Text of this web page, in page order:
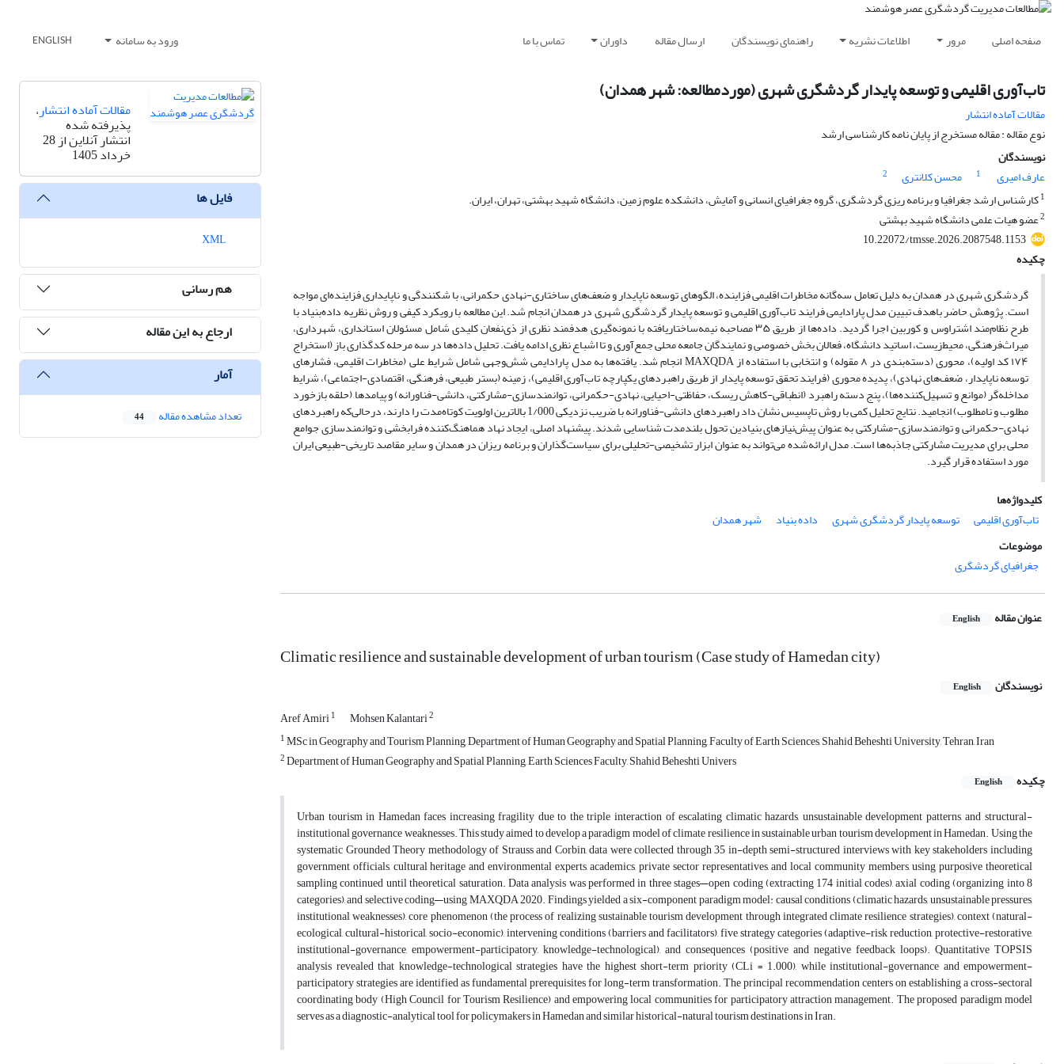
صفحه اصلی مرور اطلاعات نشریه راهنمای نویسندگان ارسال مقاله داوران تماس با ما ورود به سامانه ENGLISH
تاب‌آوری اقلیمی و توسعه پایدار گردشگری شهری (موردمطالعه: شهر همدان)
مقالات آماده انتشار
نوع مقاله : مقاله مستخرج از پایان نامه کارشناسی ارشد
نویسندگان
عارف امیری
1 محسن کلانتری
2
1کارشناس ارشد جغرافیا و برنامه ریزی گردشگری، گروه جغرافیای انسانی و آمایش، دانشکده علوم زمین، دانشگاه شهید بهشتی، تهران، ایران.
2عضو هیات علمی دانشگاه شهید بهشتی
10.22072/tmsse.2026.2087548.1153
چکیده
گردشگری شهری در همدان به دلیل تعامل سه‌گانه مخاطرات اقلیمی فزاینده، الگوهای توسعه ناپایدار و ضعف‌های ساختاری-نهادی حکمرانی، با شکنندگی و ناپایداری فزاینده‌ای مواجه
است. پژوهش حاضر باهدف تبیین مدل پارادایمی فرایند تاب‌آوری اقلیمی و توسعه پایدار گردشگری شهری در همدان انجام شد. این مطالعه با رویکرد کیفی و روش نظریه داده‌بنیاد با
طرح نظام‌مند اشتراوس و کوربین اجرا گردید. داده‌ها از طریق ۳۵ مصاحبه نیمه‌ساختاریافته با نمونه‌گیری هدفمند نظری از ذی‌نفعان کلیدی شامل مسئولان استانداری، شهرداری،
میراث‌فرهنگی، محیط‌زیست، اساتید دانشگاه، فعالان بخش خصوصی و نمایندگان جامعه محلی جمع‌آوری و تا اشباع نظری ادامه یافت. تحلیل داده‌ها در سه مرحله کدگذاری باز (استخراج
۱۷۴ کد اولیه)، محوری (دسته‌بندی در ۸ مقوله) و انتخابی با استفاده از MAXQDA انجام شد. یافته‌ها به مدل پارادایمی شش‌وجهی شامل شرایط علی (مخاطرات اقلیمی، فشارهای
توسعه ناپایدار، ضعف‌های نهادی)، پدیده محوری (فرایند تحقق توسعه پایدار از طریق راهبردهای یکپارچه تاب‌آوری اقلیمی)، زمینه (بستر طبیعی، فرهنگی، اقتصادی-اجتماعی)، شرایط
مداخله‌گر (موانع و تسهیل‌کننده‌ها)، پنج دسته راهبرد (انطباقی-کاهش ریسک، حفاظتی-احیایی، نهادی-حکمرانی، توانمندسازی-مشارکتی، دانشی-فناورانه) و پیامدها (حلقه بازخورد
مطلوب و نامطلوب) انجامید. نتایج تحلیل کمی با روش تاپسیس نشان داد راهبردهای دانشی-فناورانه با ضریب نزدیکی 1/000 بالاترین اولویت کوتاه‌مدت را دارند، درحالی‌که راهبردهای
نهادی-حکمرانی و توانمندسازی-مشارکتی به عنوان پیش‌نیازهای بنیادین تحول بلندمدت شناسایی شدند. پیشنهاد اصلی، ایجاد نهاد هماهنگ‌کننده فرابخشی و توانمندسازی جوامع
محلی برای مدیریت مشارکتی جاذبه‌ها است. مدل ارائه‌شده می‌تواند به عنوان ابزار تشخیصی-تحلیلی برای سیاست‌گذاران و برنامه ریزان در همدان و سایر مقاصد تاریخی-طبیعی ایران
مورد استفاده قرار گیرد.
کلیدواژه‌ها
تاب‌آوری اقلیمی
توسعه پایدار گردشگری شهری داده بنیاد
شهر همدان
موضوعات
جغرافیای گردشگری
عنوان مقاله English
Climatic resilience and sustainable development of urban tourism (Case study of Hamedan city)
نویسندگان English
Aref Amiri1 Mohsen Kalantari2
1MSc in Geography and Tourism Planning, Department of Human Geography and Spatial Planning, Faculty of Earth Sciences, Shahid Beheshti University, Tehran, Iran
2Department of Human Geography and Spatial Planning, Earth Sciences Faculty, Shahid Beheshti Univers
چکیده
English
Urban tourism in Hamedan faces increasing fragility due to the triple interaction of escalating climatic hazards, unsustainable development patterns, and structural-
institutional governance weaknesses. This study aimed to develop a paradigm model of climate resilience in sustainable urban tourism development in Hamedan. Using the
systematic Grounded Theory methodology of Strauss and Corbin, data were collected through 35 in-depth semi-structured interviews with key stakeholders including
government officials, cultural heritage and environmental experts, academics, private sector representatives, and local community members, using purposive theoretical
sampling continued until theoretical saturation. Data analysis was performed in three stages—open coding (extracting 174 initial codes), axial coding (organizing into 8
categories), and selective coding—using MAXQDA 2020. Findings yielded a six-component paradigm model: causal conditions (climatic hazards, unsustainable pressures,
institutional weaknesses), core phenomenon (the process of realizing sustainable tourism development through integrated climate resilience strategies), context (natural-
ecological, cultural-historical, socio-economic), intervening conditions (barriers and facilitators), five strategy categories (adaptive-risk reduction, protective-restorative,
institutional-governance, empowerment-participatory, knowledge-technological), and consequences (positive and negative feedback loops). Quantitative TOPSIS
analysis revealed that knowledge-technological strategies have the highest short-term priority (CLi = 1.000), while institutional-governance and empowerment-
participatory strategies are identified as fundamental prerequisites for long-term transformation. The principal recommendation centers on establishing a cross-sectoral
coordinating body (High Council for Tourism Resilience) and empowering local communities for participatory attraction management. The proposed paradigm model
serves as a diagnostic-analytical tool for policymakers in Hamedan and similar historical-natural tourism destinations in Iran.
مقالات آماده انتشار،
پذیرفته شده
انتشار آنلاین از 28
خرداد 1405
فایل ها
هم رسانی
ارجاع به این مقاله
آمار
تعداد مشاهده مقاله 44